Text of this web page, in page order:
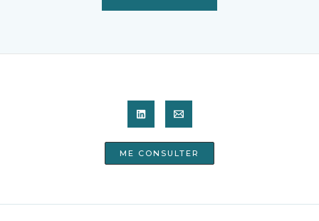
ME CONSULTER